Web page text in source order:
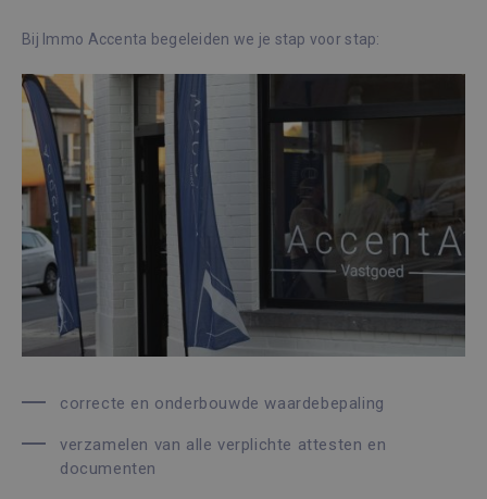
Bij Immo Accenta begeleiden we je stap voor stap:
correcte en onderbouwde waardebepaling
verzamelen van alle verplichte attesten en
documenten